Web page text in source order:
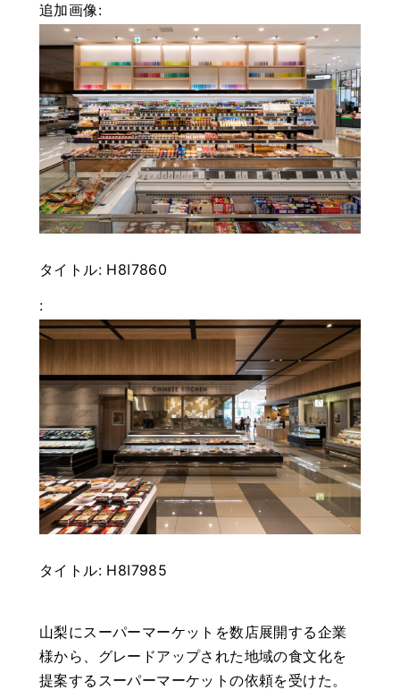
追加画像:
タイトル: H8I7860
:
タイトル: H8I7985
山梨に スーパーマーケット を数店展開する企業
様から、グレードアップされた地域の食文化を
提案するスーパーマーケットの依頼を受けた。